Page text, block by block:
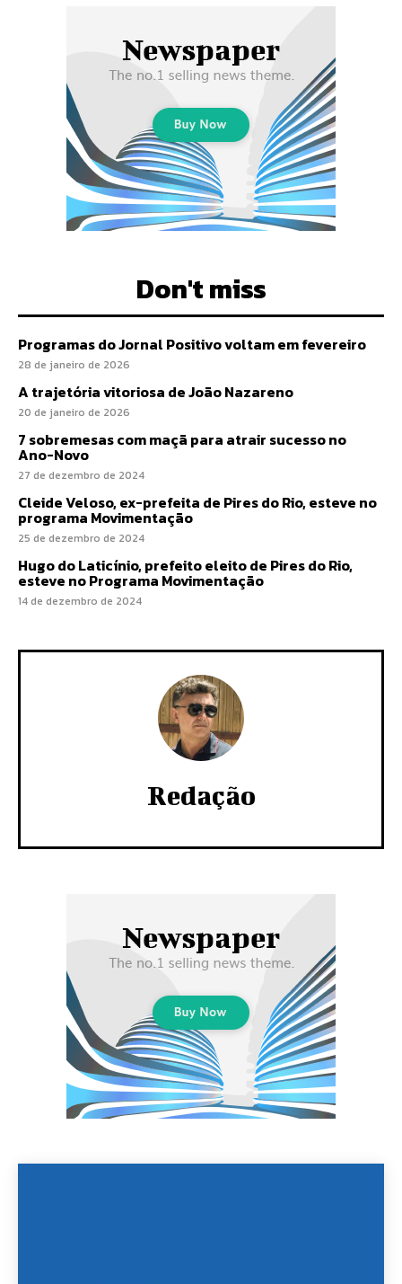
Don't miss
Programas do Jornal Positivo voltam em fevereiro
28 de janeiro de 2026
A trajetória vitoriosa de João Nazareno
20 de janeiro de 2026
7 sobremesas com maçã para atrair sucesso no
Ano-Novo
27 de dezembro de 2024
Cleide Veloso, ex-prefeita de Pires do Rio, esteve no
programa Movimentação
25 de dezembro de 2024
Hugo do Laticínio, prefeito eleito de Pires do Rio,
esteve no Programa Movimentação
14 de dezembro de 2024
Redação